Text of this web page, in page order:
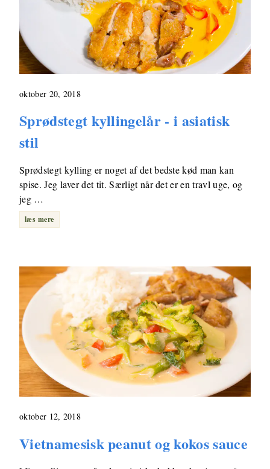
oktober 20, 2018
Sprødstegt kyllingelår - i asiatisk
stil
Sprødstegt kylling er noget af det bedste kød man kan
spise. Jeg laver det tit. Særligt når det er en travl uge, og
jeg …
læs mere
oktober 12, 2018
Vietnamesisk peanut og kokos sauce